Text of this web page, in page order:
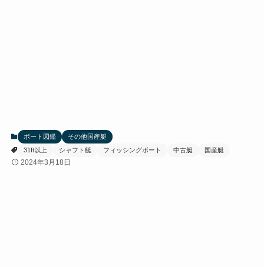
ボート図鑑
その他国産艇
31ft以上
シャフト艇 フィッシングボート 中古艇 国産艇
2024年3月18日